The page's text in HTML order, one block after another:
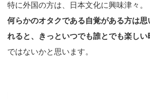
特に外国の方は、日本文化に興味津々。
何らかのオタクである自覚がある方は思
れると、きっといつでも誰とでも楽しい
ではないかと思います。